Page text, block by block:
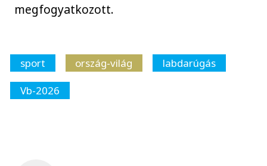
megfogyatkozott.
sport ország-világ
labdarúgás
Vb-2026